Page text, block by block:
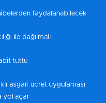
faydalanabilecek
ile dağılmalı
tuttu
asgari ücret uygulaması
yol açar